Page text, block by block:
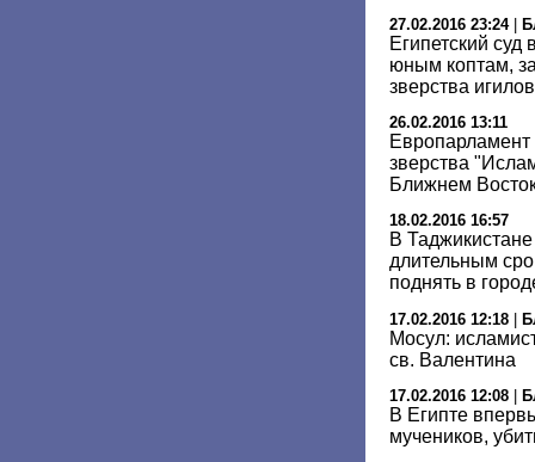
27.02.2016 23:24|
Египетский
юным коптам,
зверства
26.02.2016 13:11
зверства
Ближнем
18.02.2016 16:57
В
длительным
поднять в
17.02.2016 12:18
Мосул:
св. Валентина
17.02.2016 12:08
В Египте
мучеников,